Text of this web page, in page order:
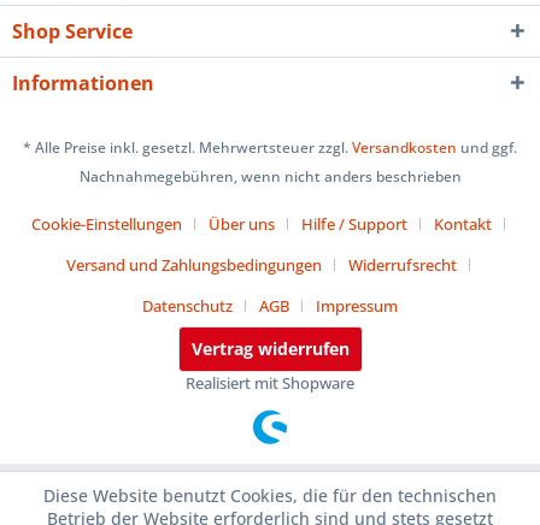
Shop Service
Informationen
* Alle Preise inkl. gesetzl. Mehrwertsteuer zzgl.Versandkosten und ggf.
Nachnahmegebühren, wenn nicht anders beschrieben
Cookie-Einstellungen Über uns Hilfe / Support
Kontakt
Versand und Zahlungsbedingungen
Widerrufsrecht
Datenschutz
AGB Impressum
Vertrag widerrufen
Realisiert mit Shopware
Diese Website benutzt Cookies, die für den technischen
Betrieb der Website erforderlich sind und stets gesetzt